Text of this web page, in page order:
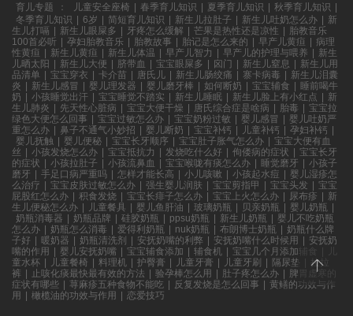
育儿专题
： 儿童安全座椅 | 春季育儿知识 | 夏季育儿知识 | 秋季育儿知识 |
冬季育儿知识 | 6岁 | 简短育儿知识 | 新生儿拉肚子 | 新生儿吐奶怎么办 | 新
生儿打嗝 | 新生儿眼屎多 | 牙疼怎么缓解 | 芒果是热性还是凉性 | 胎教音乐
100首必听 | 孕妇胎教音乐 | 胎教故事 | 胎记是怎么来的 | 早产儿黄疸 | 病理
性黄疸 | 新生儿黄疸 | 新生儿体温 | 早产儿智力 | 早产儿的护理与喂养 | 新生
儿晒太阳 | 新生儿大便 | 脐带血 | 宝宝眼屎多 | 囟门 | 新生儿窒息 | 新生儿用
品清单 | 宝宝穿衣 | 卡介苗 | 唐氏儿 | 新生儿肠绞痛 | 寨卡病毒 | 新生儿泪囊
炎 | 新生儿感冒 | 婴儿理发器 | 婴儿磨牙棒 | 如何断奶 | 宝宝辅食 | 睡前喝牛
奶 | 小孩睡觉出汗 | 宝宝睡觉不踏实 | 新生儿睡眠 | 新生儿脸上有小红点 | 新
生儿肺炎 | 先天性心脏病 | 宝宝大便干燥 | 唐氏综合症是啥病 | 胎毒 | 宝宝拉
绿色大便怎么回事 | 宝宝过敏怎么办 | 宝宝奶粉过敏 | 婴儿感冒 | 婴儿吐奶严
重怎么办 | 鼻子不通气小妙招 | 婴儿断奶 | 宝宝补钙 | 儿童补钙 | 孕妇补钙 |
婴儿抚触 | 婴儿便秘 | 宝宝长牙顺序 | 宝宝肚子胀气怎么办 | 宝宝大便有血
丝 | 小孩发烧怎么办 | 宝宝抵抗力 | 发烧吃什么好 | 佝偻病的症状 | 宝宝长牙
的症状 | 小孩拉肚子 | 小孩流鼻血 | 宝宝喉咙有痰怎么办 | 睡觉磨牙 | 小孩子
磨牙 | 手足口病严重吗 | 怎样才能长高 | 小儿咳嗽 | 小孩起水痘 | 婴儿湿疹怎
么治疗 | 宝宝皮肤过敏怎么办 | 强生婴儿润肤 | 宝宝剪指甲 | 宝宝头发 | 宝宝
屁股红怎么办 | 积食发烧 | 宝宝长痱子怎么办 | 宝宝上火怎么办 | 尿布疹 | 新
生儿便秘怎么办 | 儿童餐具 | 婴儿鱼肝油 | 玻璃奶瓶 | 贝亲奶瓶 | 婴儿奶瓶 |
奶瓶消毒器 | 奶瓶品牌 | 硅胶奶瓶 | ppsu奶瓶 | 新生儿奶瓶 | 婴儿不吃奶瓶
怎么办 | 奶瓶怎么消毒 | 爱得利奶瓶 | nuk奶瓶 | 布朗博士奶瓶 | 奶瓶什么牌
子好 | 暖奶器 | 奶瓶清洗剂 | 安抚奶嘴的利弊 | 安抚奶嘴什么时候用 | 安抚奶
嘴的作用 | 婴儿安抚奶嘴 | 宝宝辅食添加 | 辅食机 | 宝宝几个月添加辅食
童水杯 | 儿童餐椅 | 料理机 | 护臀膏 | 儿童牙膏 | 儿童牙刷 | 隔尿垫
拉拉
裤 | 止咳化痰最快最有效的方法 | 验孕棒怎么用 | 肚子疼怎么办 | 脾胃虚寒的
症状有哪些 | 荨麻疹五种食物不能吃 | 反复发烧是怎么回事 | 黄鳝的功效与作
用 | 橄榄油的功效与作用 | 恋爱技巧